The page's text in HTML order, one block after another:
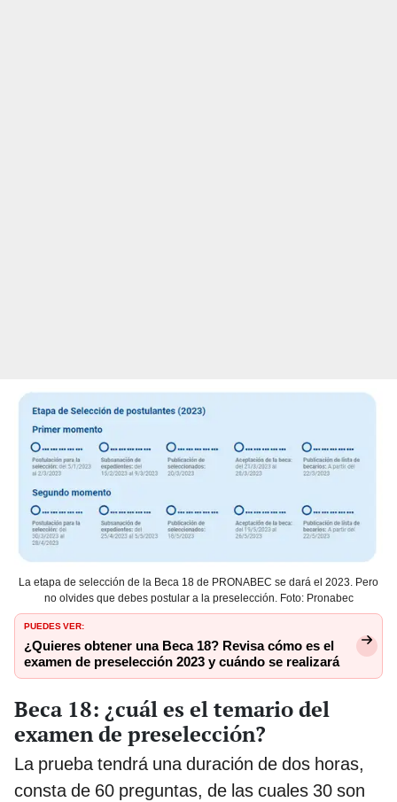
La etapa de selección de la Beca 18 de PRONABEC se dará el 2023. Pero
no olvides que debes postular a la preselección. Foto: Pronabec
PUEDES VER:
¿Quieres obtener una Beca 18? Revisa cómo es el
examen de preselección 2023 y cuándo se realizará
Beca 18: ¿cuál es el temario del
examen de preselección?
La prueba tendrá una duración de dos horas,
consta de 60 preguntas, de las cuales 30 son